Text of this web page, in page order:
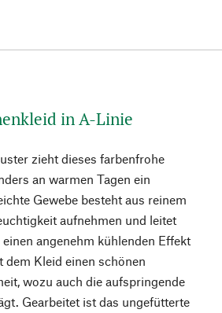
in A-Linie
zieht dieses farbenfrohe
an warmen Tagen ein
Gewebe besteht aus reinem
aufnehmen und leitet
angenehm kühlenden Effekt
Kleid einen schönen
wozu auch die aufspringende
Gearbeitet ist das ungefütterte